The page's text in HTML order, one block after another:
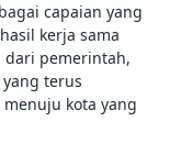
capaian yang
kerja sama
pemerintah,
terus
kota yang